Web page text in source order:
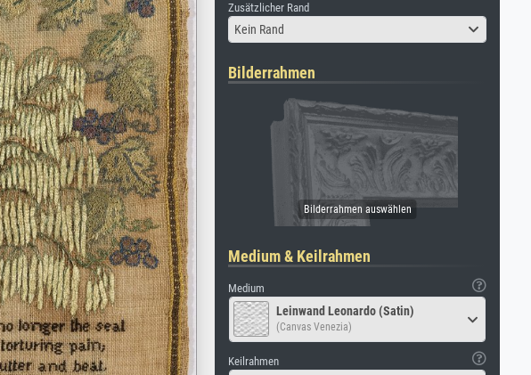
Zusätzlicher Rand
Kein Rand
Bilderrahmen
Medium & Keilrahmen
Medium
Leinwand Leonardo (Satin)
(Canvas Venezia)
Keilrahmen